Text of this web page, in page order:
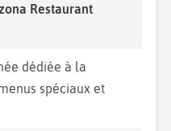
Restaurant
dédiée à la
spéciaux et